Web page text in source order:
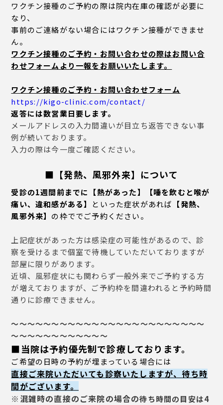
ワクチン接種のご予約の際は院内在庫の確認が必要に
なり、
事前のご連絡がない場合にはワクチン接種ができませ
ん。
ワクチン接種のご予約・お問い合わせの際はお問い合
わせフォームより一報をお願いいたします。
ワクチン接種のご予約・お問い合わせフォーム
https://kigo-clinic.com/contact/
返答には数営業日要します。
メールアドレスの入力間違いが目立ち返答できない事
例が続いております。
入力の際は今一度ご確認ください。
■ 【発熱、風邪外来】について
受診の1週間前までに【熱があった】【唾を飲むと喉が
痛い、違和感がある】
といった症状があれば 【発熱、
風邪外来】 の枠ででご予約ください。
上記症状があった方は感染症の可能性があるので、診
察を受けるまで個室で待機していただいておりますが
部屋に限りがあります。
近頃、風邪症状にも関わらず一般外来でご予約する方
が増えておりますが、ご予約枠を間違われると予約時間
通りに診療できません。
～～～～～～～～～～～～～～～～～～～～～～～～
～～～～～～～～～～～～
■当院は予約優先制で診療しております。
ご希望の日時の予約が埋まっている場合には
直接ご来院いただいても診察いたしますが、待ち時
間がございます。
※混雑時の直接のご来院の場合の待ち時間の目安は4